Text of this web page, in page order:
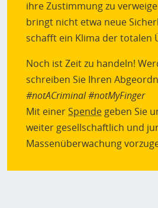
ihre Zustimmung zu
bringt nicht etwa neue
schafft ein Klima der totalen
Noch ist Zeit zu handeln!
schreiben Sie Ihren
#notACriminal#notMyFinger
Mit einer Spende geben Sie
weiter gesellschaftlich und
Massenüberwachung